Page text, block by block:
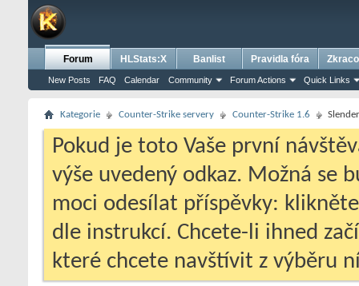
Forum
New Posts FAQ Calendar Community Forum Actions Quick Links
HLStats:X Banlist Pravidla fóra
Kategorie Counter-Strike servery Counter-Strike 1.6
Pokud je toto Vaše první
výše uvedený odkaz. Možná se
moci odesílat příspěvky:
dle instrukcí. Chcete-li ihned
které chcete navštívit z výběru